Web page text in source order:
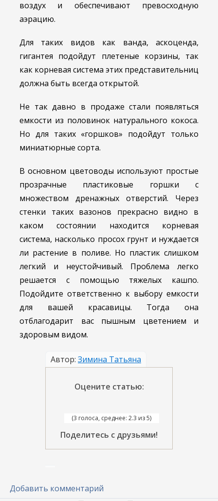
воздух и обеспечивают превосходную
аэрацию.
Для таких видов как ванда, аскоценда,
гигантея подойдут плетеные корзины, так
как корневая система этих представительниц
должна быть всегда открытой.
Не так давно в продаже стали появляться
емкости из половинок натурального кокоса.
Но для таких «горшков» подойдут только
миниатюрные сорта.
В основном цветоводы используют простые
прозрачные пластиковые горшки с
множеством дренажных отверстий. Через
стенки таких вазонов прекрасно видно в
каком состоянии находится корневая
система, насколько просох грунт и нуждается
ли растение в поливе. Но пластик слишком
легкий и неустойчивый. Проблема легко
решается с помощью тяжелых кашпо.
Подойдите ответственно к выбору емкости
для вашей красавицы. Тогда она
отблагодарит вас пышным цветением и
здоровым видом.
Автор: Зимина Татьяна
Оцените статью:
(3 голоса, среднее: 2.3 из 5)
Поделитесь с друзьями!
Добавить комментарий